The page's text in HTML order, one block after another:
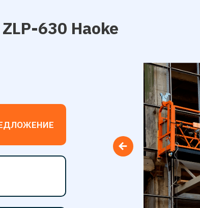
630 Haoke